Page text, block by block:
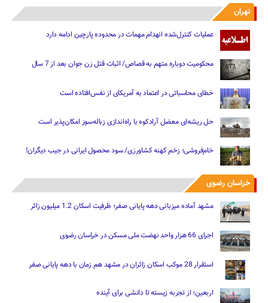
تهران
عملیات کنترل‌شده انهدام مهمات در محدوده پارچین ادامه دارد
محکومیت دوباره متهم به قصاص/ اثبات قتل زن جوان بعد از 7 سال
خطای محاسباتی در اعتماد به آمریکای از نفس‌افتاده است
حل ریشه‌ای معضل آرادکوه با راه‌اندازی زباله‌سوز امکان‌پذیر است
خام‌فروشی؛ زخم کهنه کشاورزی/ سود محصول ایرانی در جیب دیگران!
خراسان رضوی
مشهد آماده میزبانی دهه پایانی صفر؛ ظرفیت اسکان 1.2 میلیون زائر
اجرای 66 هزار واحد نهضت ملی مسکن در خراسان رضوی
استقرار 28 موکب اسکان زائران در مشهد هم زمان با دهه پایانی صفر
اربعین؛ از تجربه زیسته تا دانشی برای آینده